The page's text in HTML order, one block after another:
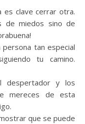
es clave cerrar otra.
de miedos sino de
tan especial
tu camino.
despertador y los
mereces de esta
que se puede